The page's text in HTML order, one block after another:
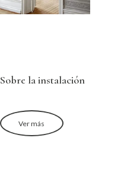
Sobre la instalación
Ver más